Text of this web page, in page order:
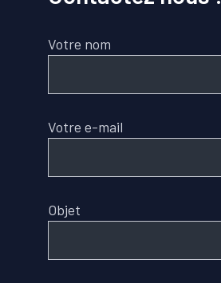
Votre nom
Votre e-mail
Objet